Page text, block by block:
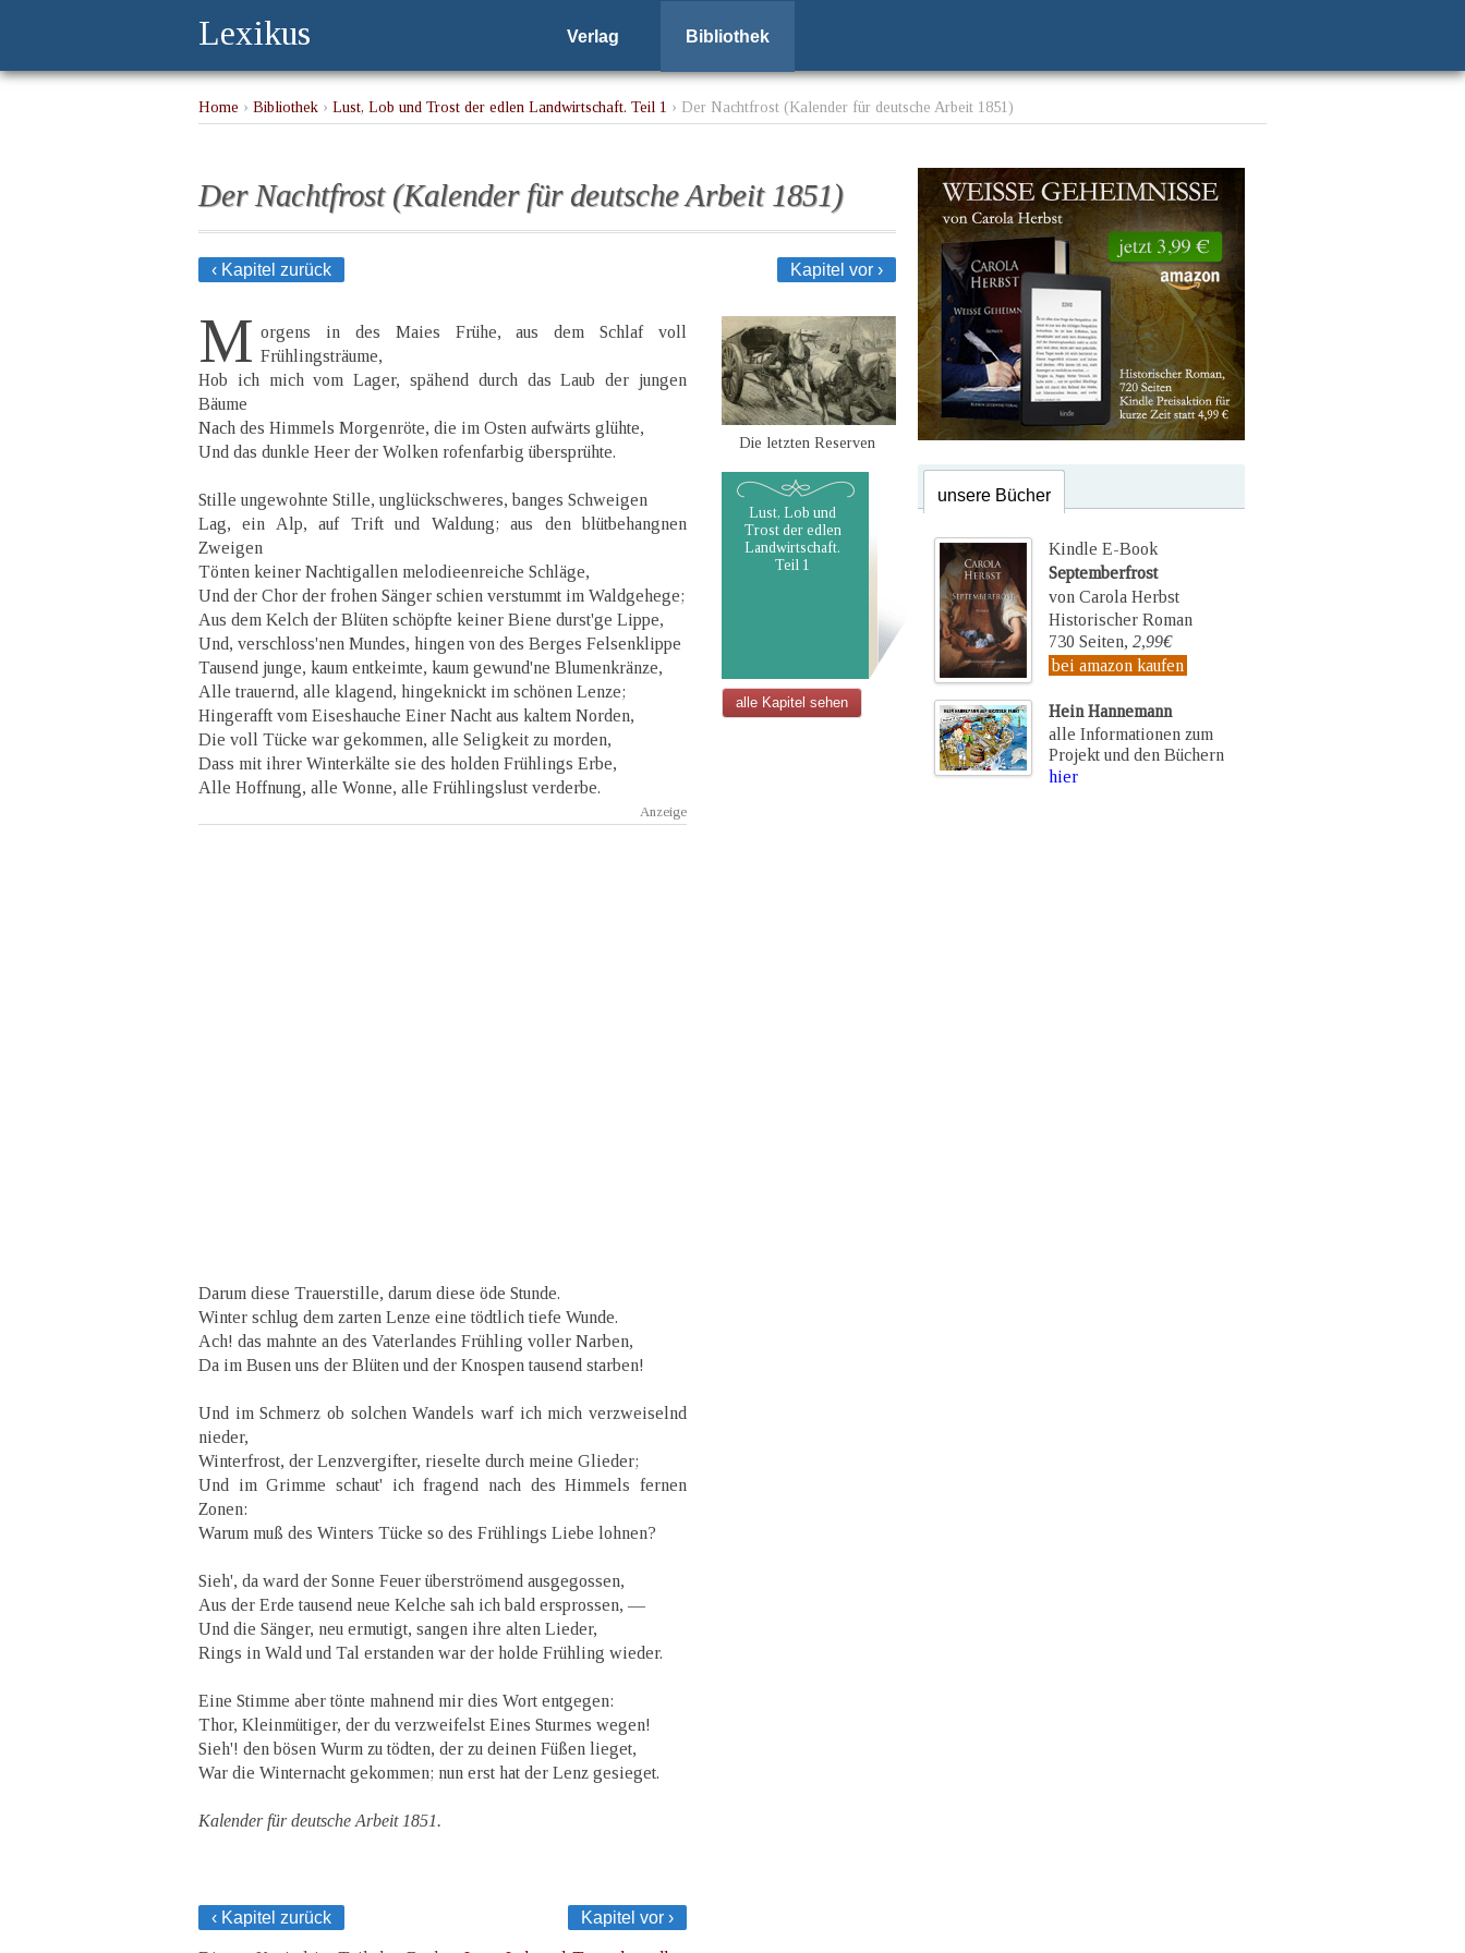
Lexikus Verlag Bibliothek
Home › Bibliothek › Lust, Lob und Trost der edlen Landwirtschaft. Teil 1 › Der Nachtfrost (Kalender für deutsche Arbeit 1851)
Der Nachtfrost (Kalender für deutsche Arbeit 1851)
‹ Kapitel zurück Kapitel vor ›
M orgens in des Maies Frühe, aus dem Schlaf voll
Frühlingsträume,
Hob ich mich vom Lager, spähend durch das Laub der jungen
Bäume
Nach des Himmels Morgenröte, die im Osten aufwärts glühte,
Und das dunkle Heer der Wolken rofenfarbig übersprühte.
Stille ungewohnte Stille, unglückschweres, banges Schweigen
Lag, ein Alp, auf Trift und Waldung; aus den blütbehangnen
Zweigen
Tönten keiner Nachtigallen melodieenreiche Schläge,
Und der Chor der frohen Sänger schien verstummt im Waldgehege;
Aus dem Kelch der Blüten schöpfte keiner Biene durst'ge Lippe,
Und, verschloss'nen Mundes, hingen von des Berges Felsenklippe
Tausend junge, kaum entkeimte, kaum gewund'ne Blumenkränze,
Alle trauernd, alle klagend, hingeknickt im schönen Lenze;
Hingerafft vom Eiseshauche Einer Nacht aus kaltem Norden,
Die voll Tücke war gekommen, alle Seligkeit zu morden,
Dass mit ihrer Winterkälte sie des holden Frühlings Erbe,
Alle Hoffnung, alle Wonne, alle Frühlingslust verderbe.
Darum diese Trauerstille, darum diese öde Stunde.
Winter schlug dem zarten Lenze eine tödtlich tiefe Wunde.
Ach! das mahnte an des Vaterlandes Frühling voller Narben,
Da im Busen uns der Blüten und der Knospen tausend starben!
Und im Schmerz ob solchen Wandels warf ich mich verzweiselnd
nieder,
Winterfrost, der Lenzvergifter, rieselte durch meine Glieder;
Und im Grimme schaut' ich fragend nach des Himmels fernen
Zonen:
Warum muß des Winters Tücke so des Frühlings Liebe lohnen?
Sieh', da ward der Sonne Feuer überströmend ausgegossen,
Aus der Erde tausend neue Kelche sah ich bald ersprossen, —
Und die Sänger, neu ermutigt, sangen ihre alten Lieder,
Rings in Wald und Tal erstanden war der holde Frühling wieder.
Eine Stimme aber tönte mahnend mir dies Wort entgegen:
Thor, Kleinmütiger, der du verzweifelst Eines Sturmes wegen!
Sieh'! den bösen Wurm zu tödten, der zu deinen Füßen lieget,
War die Winternacht gekommen; nun erst hat der Lenz gesieget.
Kalender für deutsche Arbeit 1851.
‹ Kapitel zurück Kapitel vor ›
Die letzten Reserven
Lust, Lob und
Trost der edlen
Landwirtschaft.
Teil 1
alle Kapitel sehen
unsere Bücher
Kindle E-Book
Septemberfrost
von Carola Herbst
Historischer Roman
730 Seiten, 2,99€
bei amazon kaufen
Hein Hannemann
alle Informationen zum
Projekt und den Büchern
hier